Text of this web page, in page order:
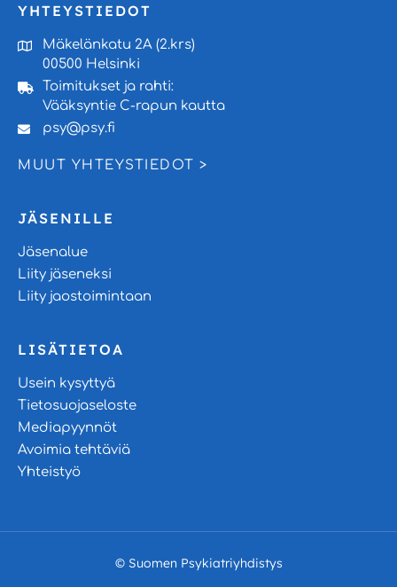
YHTEYSTIEDOT
Mäkelänkatu 2A (2.krs)
00500 Helsinki
Toimitukset ja rahti:
Vääksyntie C-rapun kautta
psy@psy.fi
MUUT YHTEYSTIEDOT >
JÄSENILLE
Jäsenalue
Liity jäseneksi
Liity jaostoimintaan
LISÄTIETOA
Usein kysyttyä
Tietosuojaseloste
Mediapyynnöt
Avoimia tehtäviä
Yhteistyö
© Suomen Psykiatriyhdistys